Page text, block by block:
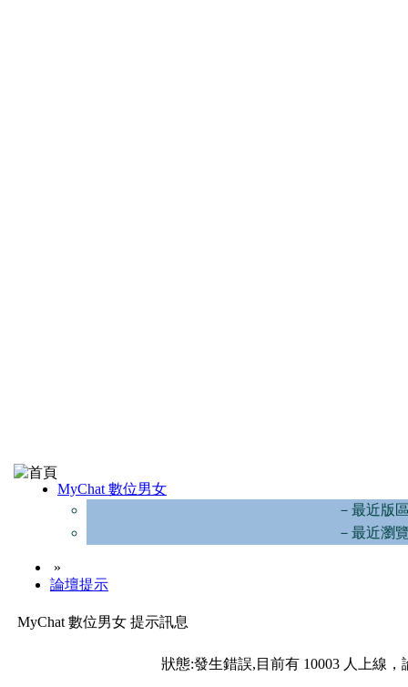
MyChat 數位男女
－最近版
－最近瀏
»
論壇提示
MyChat 數位男女 提示訊息
狀態:發生錯誤,目前有 10003 人上線